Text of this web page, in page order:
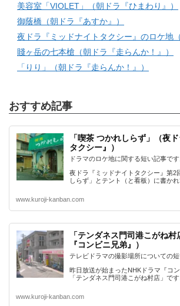
美容室「VIOLET」（朝ドラ『ひまわり』）
御蔭橋（朝ドラ『あすか』）
夜ドラ『ミッドナイトタクシー』のロケ地（
賤ヶ岳の七本槍（朝ドラ『走らんか！』）
「りり」（朝ドラ『走らんか！』）
おすすめ記事
「喫茶 つかれしらず」（夜
タクシー』）
ドラマのロケ地に関する短い記事です
夜ドラ『ミッドナイトタクシー』第2
しらず」とテント（と看板）に書か
www.kuroji-kanban.com
「テンダネス門司港こがね
『コンビニ兄弟』）
テレビドラマの撮影場所についての短
昨日放送が始まったNHKドラマ『コ
「テンダネス門司港こがね村店」です
www.kuroji-kanban.com